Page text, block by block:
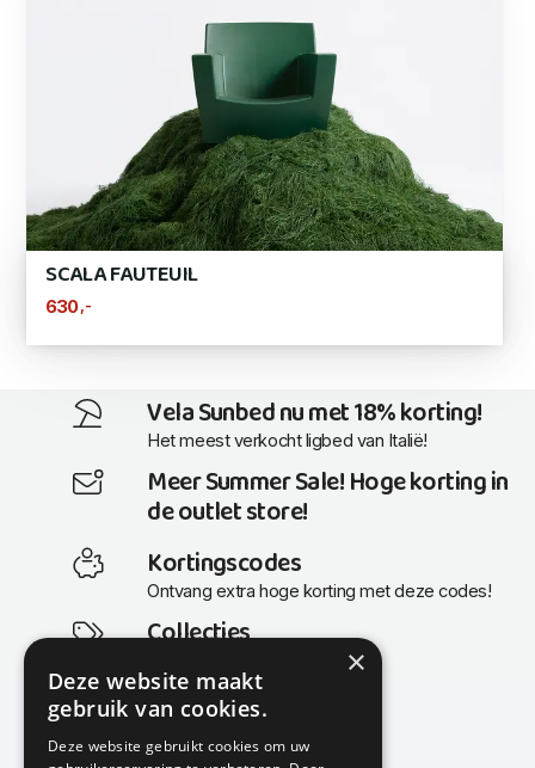
SCALA FAUTEUIL
630 ,-
Vela Sunbed nu met 18% korting!
Het meest verkocht ligbed van Italië!
Meer Summer Sale! Hoge korting in
de outlet store!
Kortingscodes
Ontvang extra hoge korting met deze codes!
Collecties
Actuele en populaire collecties
×
Deze website maakt
gebruik van cookies.
Deze website gebruikt cookies om uw